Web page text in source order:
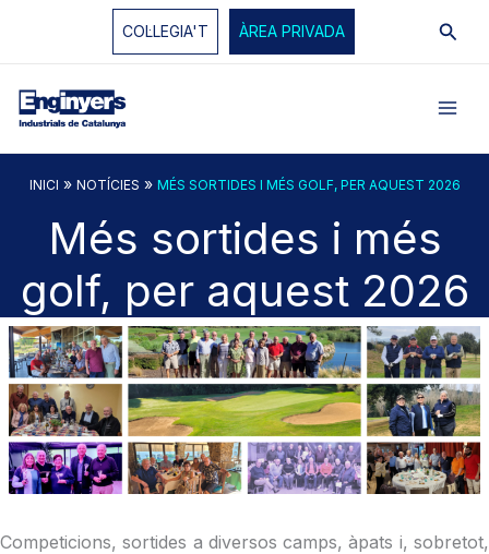
COL·LEGIA'T ÀREA PRIVADA
INICI » NOTÍCIES » MÉS SORTIDES I MÉS GOLF, PER AQUEST 2026
Més sortides i més
golf, per aquest 2026
Competicions, sortides a diversos camps, àpats i, sobretot,